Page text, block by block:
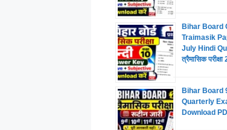
Bihar Board
Traimasik
July Hindi
त्रैमासिक
Bihar Board
Quarterly
Download